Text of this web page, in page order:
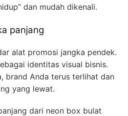
dan mudah dikenali.
panjang
alat promosi jangka pendek.
identitas visual bisnis.
brand Anda terus terlihat dan
yang lewat.
dari neon box bulat